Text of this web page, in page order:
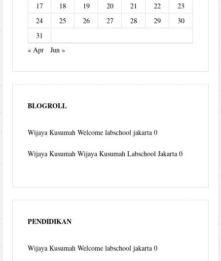
17
18 19 20 21 22
23
24
25 26 27 28 29
30
31
« Apr
Jun »
BLOGROLL
Wijaya Kusumah Welcome labschool jakarta 0
Wijaya Kusumah Wijaya Kusumah Labschool Jakarta 0
PENDIDIKAN
Wijaya Kusumah Welcome labschool jakarta 0